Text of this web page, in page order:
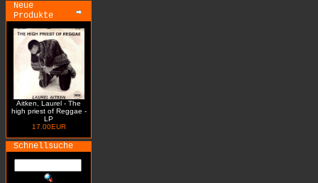
Neue
Produkte
Aitken, Laurel - The
high priest of Reggae -
LP
17.00EUR
Schnellsuche